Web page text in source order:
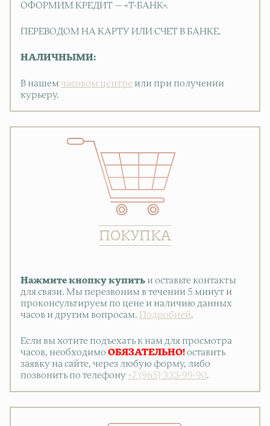
ОФОРМИМ КРЕДИТ — «Т-БАНК».
ПЕРЕВОДОМ НА КАРТУ ИЛИ СЧЕТ В БАНКЕ.
НАЛИЧНЫМИ:
В нашем часовом центре или при получении
курьеру.
ПОКУПКА
Нажмите кнопку купить и оставьте контакты
для связи. Мы перезвоним в течении 5 минут и
проконсультируем по цене и наличию данных
часов и другим вопросам.
Подробней.
Если вы хотите подъехать к нам для просмотра
часов, необходимо ОБЯЗАТЕЛЬНО! оставить
заявку на сайте, через любую форму, либо
позвонить по телефону +7 (965) 333-99-90.